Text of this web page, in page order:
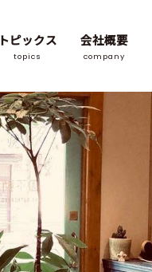
トピックス
topics
会社概要
company